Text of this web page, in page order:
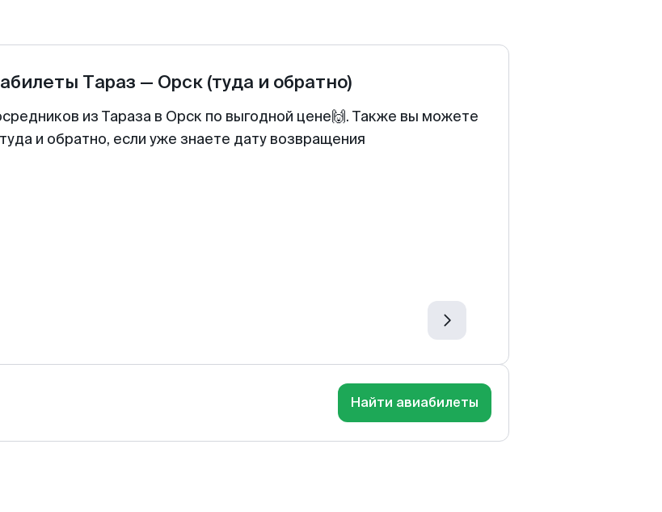
Тараз — Орск (туда и обратно)
из Тараза в Орск по выгодной цене🙌. Также вы можете
и обратно, если уже знаете дату возвращения
Найти авиабилеты